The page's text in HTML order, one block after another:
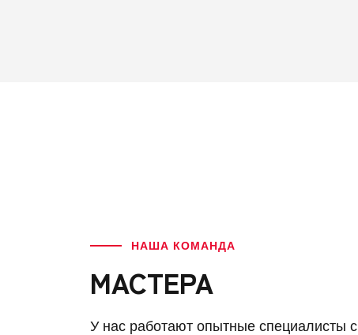
НАША КОМАНДА
МАСТЕРА
У нас работают опытные специалисты с